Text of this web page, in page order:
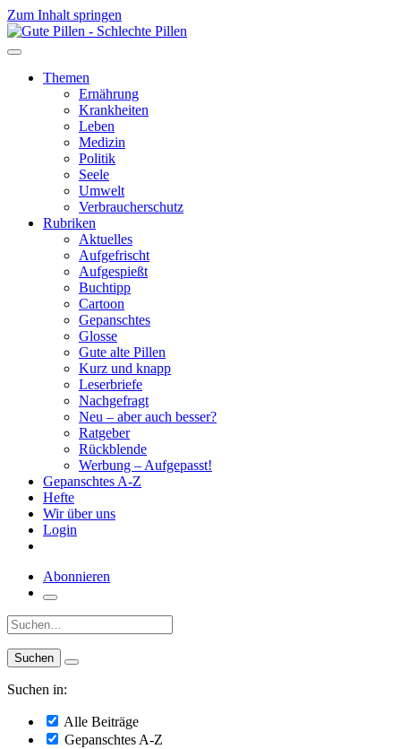
Zum Inhalt springen
Themen
Ernährung
Krankheiten
Leben
Medizin
Politik
Seele
Umwelt
Verbraucherschutz
Rubriken
Aktuelles
Aufgefrischt
Aufgespießt
Buchtipp
Cartoon
Gepanschtes
Glosse
Gute alte Pillen
Kurz und knapp
Leserbriefe
Nachgefragt
Neu – aber auch besser?
Ratgeber
Rückblende
Werbung – Aufgepasst!
Gepanschtes A-Z
Hefte
Wir über uns
Login
Abonnieren
Suche:
Suchen in:
Alle Beiträge
Gepanschtes A-Z